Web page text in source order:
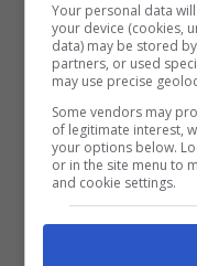
al mondo,
caro
Your personal data
your device (cookies,
data) may be stored
partners, or used
may use precise
Some vendors may
of legitimate interest,
your options below.
or in the site menu to
and cookie settings.